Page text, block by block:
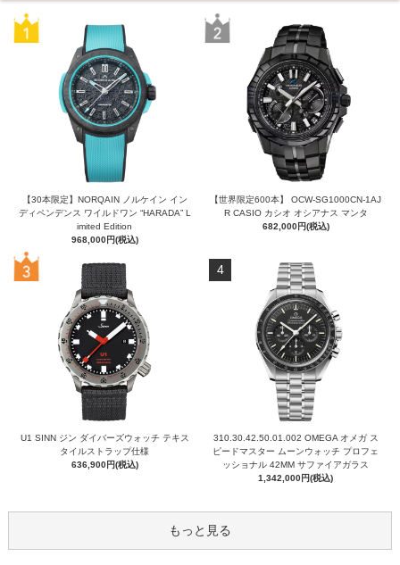
【30本限定】NORQAIN ノルケイン イン
ディペンデンス ワイルドワン “HARADA” L
imited Edition
968,000円(税込)
【世界限定600本】 OCW-SG1000CN-1AJ
R CASIO カシオ オシアナス マンタ
682,000円(税込)
U1 SINN ジン ダイバーズウォッチ テキス
タイルストラップ仕様
636,900円(税込)
4
310.30.42.50.01.002 OMEGA オメガ ス
ピードマスター ムーンウォッチ プロフェ
ッショナル 42MM サファイアガラス
1,342,000円(税込)
もっと見る